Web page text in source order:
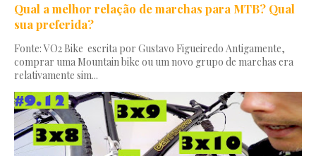
Qual a melhor relação de marchas para MTB? Qual
sua preferida?
Fonte: VO2 Bike escrita por Gustavo Figueiredo Antigamente,
comprar uma Mountain bike ou um novo grupo de marchas era
relativamente sim...